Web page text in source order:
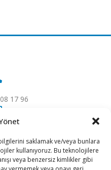
saklamak ve/veya bunlara
kullanıyoruz. Bu teknolojilere
veya benzersiz kimlikler gibi
17 96